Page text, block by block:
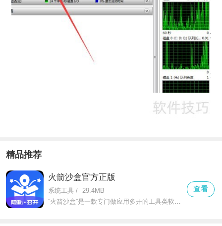
精品推荐
火箭沙盒官方正版
系统工具 / 29.4MB
“火箭沙盒”是一款专门做应用多开的工具类软件，不管是微信、qq这类社交软件，还是抖音、淘宝这类娱乐购物app，都能轻松实现双开甚至多开。对于需要工作生活账号分开的人来说，它就是刚需工具。
查看